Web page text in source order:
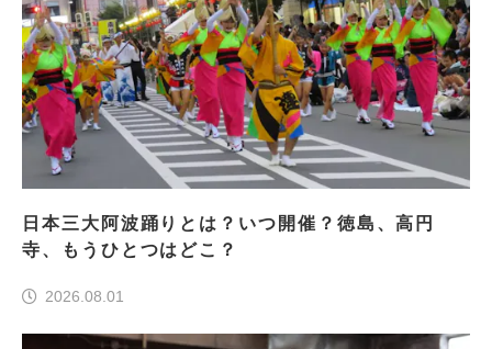
日本三大阿波踊りとは？いつ開催？徳島、高円
寺、もうひとつはどこ？
2026.08.01